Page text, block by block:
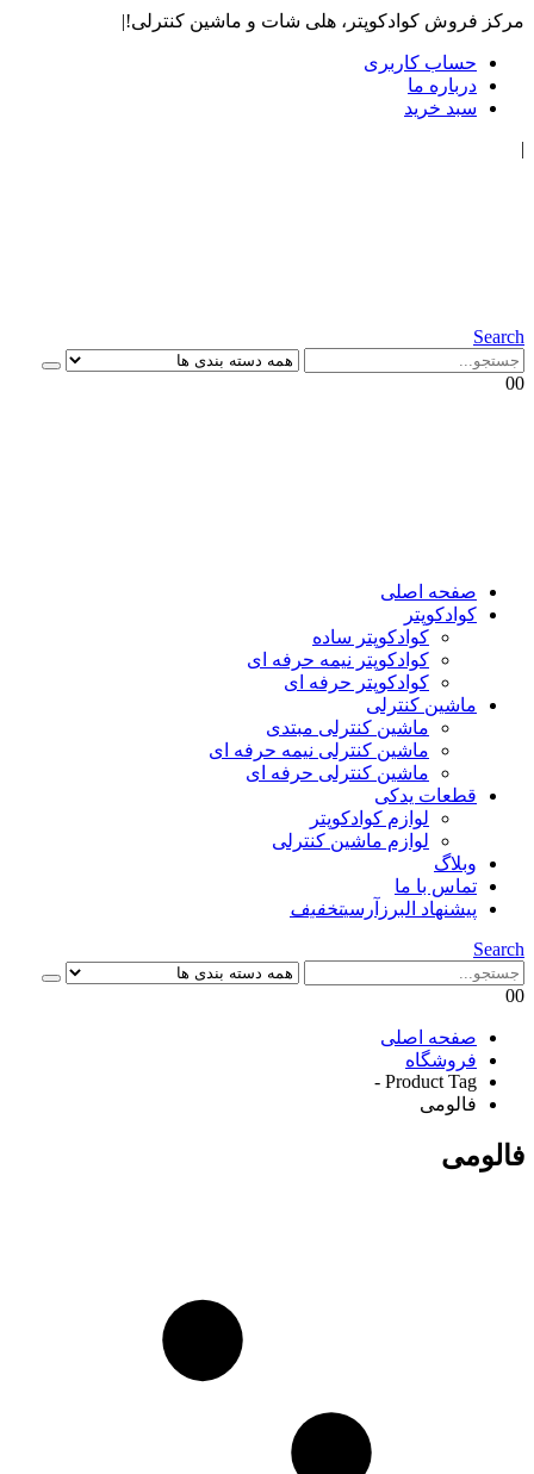
مرکز فروش کوادکوپتر، هلی شات و ماشین کنترلی!|
حساب کاربری
درباره ما
سبد خرید
|
Search
00
صفحه اصلی
کوادکوپتر
کوادکوپتر ساده
کوادکوپتر نیمه حرفه ای
کوادکوپتر حرفه ای
ماشین کنترلی
ماشین کنترلی مبتدی
ماشین کنترلی نیمه حرفه ای
ماشین کنترلی حرفه ای
قطعات یدکی
لوازم کوادکوپتر
لوازم ماشین کنترلی
وبلاگ
تماس با ما
پیشنهاد البرزآرسیتخفیف
Search
00
صفحه اصلی
فروشگاه
Product Tag -
فالومی
فالومی